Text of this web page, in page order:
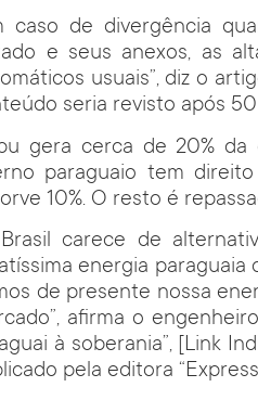
caso de divergência
e seus anexos, as
usuais”, diz o
seria revisto após
gera cerca de 20% da
paraguaio tem
10%. O resto é
carece de
energia
de presente nossa
afirma o
à soberania”, [Link
pela editora